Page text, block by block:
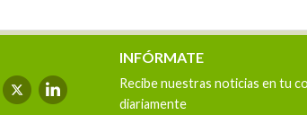
INFÓRMATE
Recibe nuestras noticias en tu
diariamente